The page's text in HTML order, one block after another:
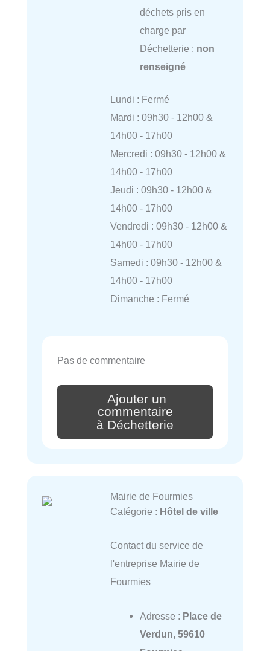
déchets pris en
charge par
Déchetterie : non
renseigné
Lundi : Fermé
Mardi : 09h30 - 12h00 &
14h00 - 17h00
Mercredi : 09h30 - 12h00 &
14h00 - 17h00
Jeudi : 09h30 - 12h00 &
14h00 - 17h00
Vendredi : 09h30 - 12h00 &
14h00 - 17h00
Samedi : 09h30 - 12h00 &
14h00 - 17h00
Dimanche : Fermé
Pas de commentaire
Ajouter un
commentaire
à Déchetterie
Mairie de Fourmies
Catégorie : Hôtel de ville
Contact du service de
l'entreprise Mairie de
Fourmies
Adresse : Place de
Verdun, 59610